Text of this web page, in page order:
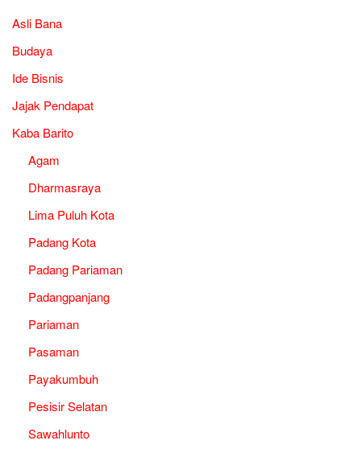
Asli Bana
Budaya
Ide Bisnis
Jajak Pendapat
Kaba Barito
Agam
Dharmasraya
Lima Puluh Kota
Padang Kota
Padang Pariaman
Padangpanjang
Pariaman
Pasaman
Payakumbuh
Pesisir Selatan
Sawahlunto